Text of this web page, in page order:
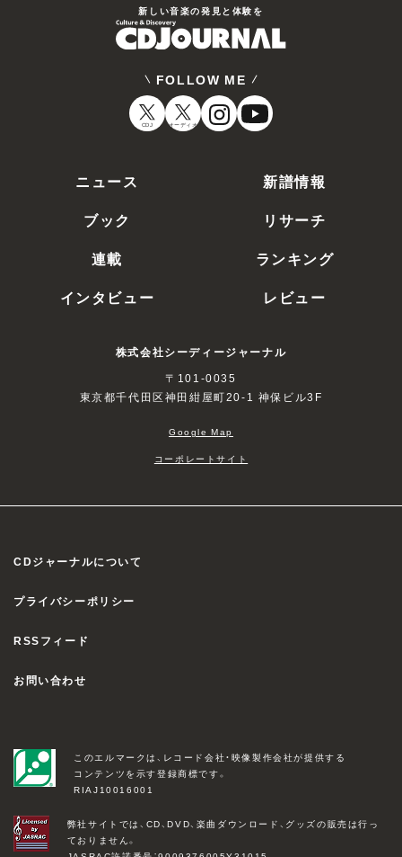
新しい⾳楽の発⾒と体験を
FOLLOW ME
CDJ オーディオ
ニュース
新譜情報
ブック
リサーチ
連載
ランキング
インタビュー
レビュー
株式会社シーディージャーナル
〒101-0035
東京都千代田区神田紺屋町20-1 神保ビル3F
Google Map
コーポレートサイト
CDジャーナルについて
プライバシーポリシー
RSSフィード
お問い合わせ
このエルマークは、レコード会社・映像製作会社が提供する
コンテンツを示す登録商標です。
RIAJ10016001
弊社サイトでは、CD、DVD、楽曲ダウンロード、グッズの販売は行っ
ておりません。